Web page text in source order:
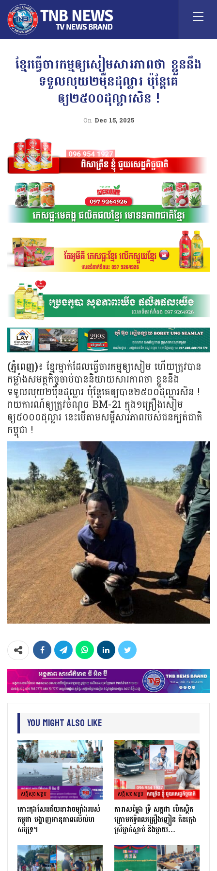
ខ្មែរធ្វើចារកម្មឲ្យសៀមសារភាពថា ខ្លួននឹង
ទទួលលុយ២ម៉ឺនដុល្លារ ប៉ុន្តែគេ
ឲ្យ២៥០០ដុល្លារសិន !
On Dec 15, 2025
(ភ្នំពេញ)៖ ខ្មែរម្នាក់ដែលធ្វើចារកម្មឲ្យសៀម ហើយត្រូវបាន
កម្លាំងសមត្ថកិច្ចចាប់បាននិយាយសារភាពថា ខ្លួននឹង
ទទួលលុយ២ម៉ឺនដុល្លារ ប៉ុន្តែគេឲ្យបាន២៥០០ដុល្លារសិន !
រាយការណ៍ឲ្យត្រូវចំណុច BM-21 ក្នុង១គ្រឿងសៀម
ឲ្យ៥០០០ដុល្លារ នេះបើតាមសម្តីសារភាពរបស់ជនក្បត់ជាតិ
កម្ពុជា !
You Might Also Like
សន្តិសុខសង្គម
កោះកុងសែនជ័យនាវាចម្បាំងរបស់
កម្ពុជា បង្ហាញអានុភាពលើលំហ
សមុទ្រ។
សន្តិសុខសង្គម
តារាសម្ដែង ទ្រី សក្កដា បើកស្ថិត
ក្រោមឥទ្ធិពលគ្រឿងញៀន កិនក្មេង
ស្រីម្នាក់ស្លាប់ និងម្ដាយ…